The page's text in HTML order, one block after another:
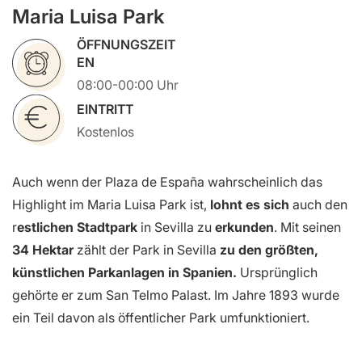
Maria Luisa Park
ÖFFNUNGSZEIT
EN
08:00-00:00 Uhr
EINTRITT
Kostenlos
Auch wenn der Plaza de España wahrscheinlich das
Highlight im Maria Luisa Park ist, lohnt es sich auch den
restlichen Stadtpark in Sevilla zu erkunden. Mit seinen
34 Hektarzählt der Park in Sevilla zu den größten,
künstlichen Parkanlagen in Spanien. Ursprünglich
gehörte er zum San Telmo Palast. Im Jahre 1893 wurde
ein Teil davon als öffentlicher Park umfunktioniert.